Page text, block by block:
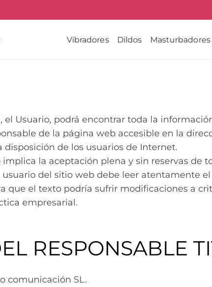
Vibradores Dildos Masturbadores
el Usuario, podrá encontrar toda la
de la página web accesible en la
disposición de los usuarios de Internet.
la aceptación plena y sin reservas de
usuario del sitio web debe leer atentamente
que el texto podría sufrir modificaciones a
empresarial.
RESPONSABLE
comunicación SL.